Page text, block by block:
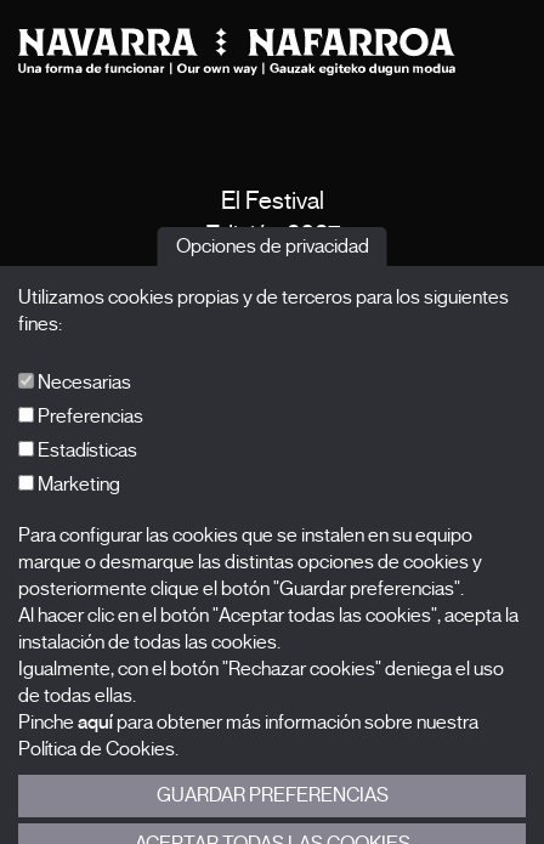
El Festival
Edición 2027
Acreditaciones
Nombre
Apellidos
Correo electrónico
Selecciona una categoría
0 listas seleccionadas
Acepto términos, condiciones ypolítica de privacidad
Opciones de privacidad
Utilizamos cookies propias y de terceros para los siguientes
fines:
Necesarias
Preferencias
Estadísticas
Marketing
Para configurar las cookies que se instalen en su equipo
marque o desmarque las distintas opciones de cookies y
posteriormente clique el botón "Guardar preferencias".
Al hacer clic en el botón "Aceptar todas las cookies", acepta la
instalación de todas las cookies.
Igualmente, con el botón "Rechazar cookies" deniega el uso
de todas ellas.
Pinche aquí para obtener más información sobre nuestra
Política de Cookies.
GUARDAR PREFERENCIAS